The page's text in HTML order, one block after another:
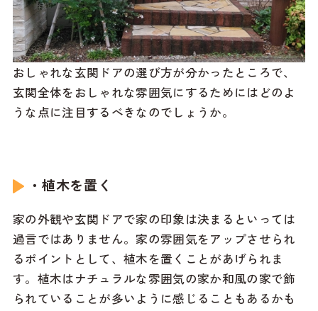
おしゃれな玄関ドアの選び方が分かったところで、
玄関全体をおしゃれな雰囲気にするためにはどのよ
うな点に注目するべきなのでしょうか。
・植木を置く
家の外観や玄関ドアで家の印象は決まるといっては
過言ではありません。家の雰囲気をアップさせられ
るポイントとして、植木を置くことがあげられま
す。植木はナチュラルな雰囲気の家か和風の家で飾
られていることが多いように感じることもあるかも